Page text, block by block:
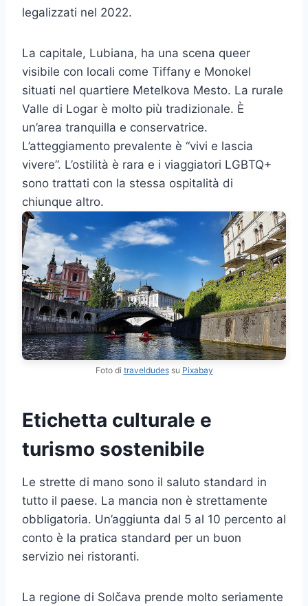
legalizzati nel 2022.
La capitale, Lubiana, ha una scena queer
visibile con locali come Tiffany e Monokel
situati nel quartiere Metelkova Mesto. La rurale
Valle di Logar è molto più tradizionale. È
un’area tranquilla e conservatrice.
L’atteggiamento prevalente è “vivi e lascia
vivere”. L’ostilità è rara e i viaggiatori LGBTQ+
sono trattati con la stessa ospitalità di
chiunque altro.
Foto di traveldudessu Pixabay
Etichetta culturale e
turismo sostenibile
Le strette di mano sono il saluto standard in
tutto il paese. La mancia non è strettamente
obbligatoria. Un’aggiunta dal 5 al 10 percento al
conto è la pratica standard per un buon
servizio nei ristoranti.
La regione di Solčava prende molto seriamente